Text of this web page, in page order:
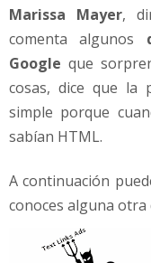
Marissa Mayer,
comenta algunos
Google que
cosas, dice que la
simple porque
sabían HTML.
A continuación
conoces alguna